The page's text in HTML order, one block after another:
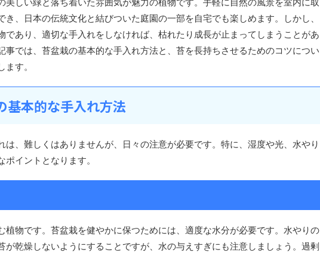
き、日本の伝統文化と結びついた庭園の一部を自宅でも楽しめます。しかし、
であり、適切な手入れをしなければ、枯れたり成長が止まってしまうことがあ
事では、苔盆栽の基本的な手入れ方法と、苔を長持ちさせるためのコツについ
す。
基本的な手入れ方法
は、難しくはありませんが、日々の注意が必要です。特に、湿度や光、水やり
ポイントとなります。
植物です。苔盆栽を健やかに保つためには、適度な水分が必要です。水やりの
が乾燥しないようにすることですが、水の与えすぎにも注意しましょう。過剰